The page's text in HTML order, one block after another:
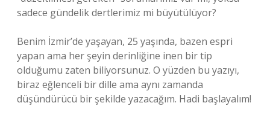
sadece gündelik dertlerimiz mi büyütülüyor?
Benim İzmir’de yaşayan, 25 yaşında, bazen espri
yapan ama her şeyin derinliğine inen bir tip
olduğumu zaten biliyorsunuz. O yüzden bu yazıyı,
biraz eğlenceli bir dille ama aynı zamanda
düşündürücü bir şekilde yazacağım. Hadi başlayalım!